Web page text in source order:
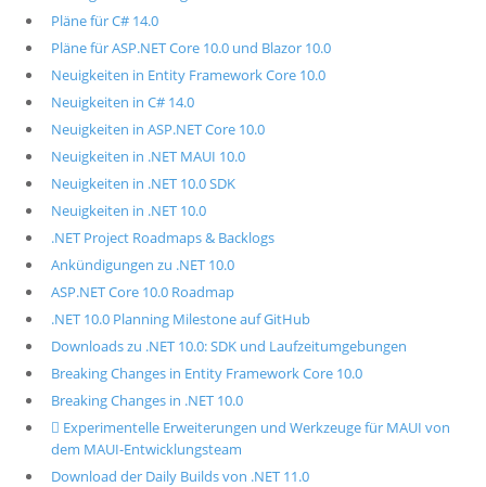
Pläne für C# 14.0
Pläne für ASP.NET Core 10.0 und Blazor 10.0
Neuigkeiten in Entity Framework Core 10.0
Neuigkeiten in C# 14.0
Neuigkeiten in ASP.NET Core 10.0
Neuigkeiten in .NET MAUI 10.0
Neuigkeiten in .NET 10.0 SDK
Neuigkeiten in .NET 10.0
.NET Project Roadmaps & Backlogs
Ankündigungen zu .NET 10.0
ASP.NET Core 10.0 Roadmap
.NET 10.0 Planning Milestone auf GitHub
Downloads zu .NET 10.0: SDK und Laufzeitumgebungen
Breaking Changes in Entity Framework Core 10.0
Breaking Changes in .NET 10.0
 Experimentelle Erweiterungen und Werkzeuge für MAUI von
dem MAUI-Entwicklungsteam
Download der Daily Builds von .NET 11.0